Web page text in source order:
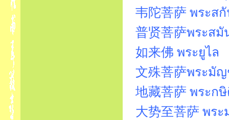
韦陀菩萨 พระส
普贤菩萨พระส
如来佛 พระยูไล
文殊菩萨พระมั
地藏菩萨 พระก
大势至菩萨 พร